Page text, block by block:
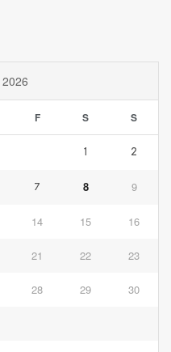
F S S
1 2
7 8 9
14 15 16
21 22 23
28 29 30